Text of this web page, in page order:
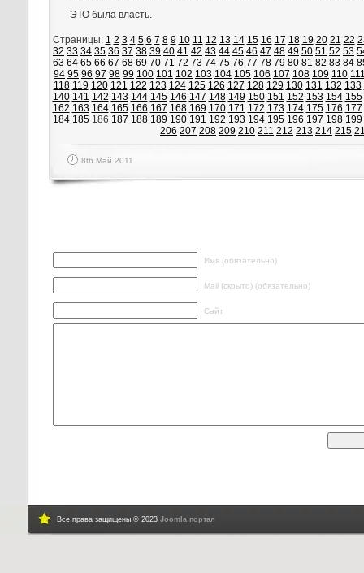
ЭТО была власть.
Страницы: 1 2 3 4 5 6 7 8 9 10 11 12 13 14 15 16 17 18 19 20 21 22
32 33 34 35 36 37 38 39 40 41 42 43 44 45 46 47 48 49 50 51 52 53
63 64 65 66 67 68 69 70 71 72 73 74 75 76 77 78 79 80 81 82 83 84
94 95 96 97 98 99 100 101 102 103 104 105 106 107 108 109 110
118 119 120 121 122 123 124 125 126 127 128 129 130 131 132 133
140 141 142 143 144 145 146 147 148 149 150 151 152 153 154 155
162 163 164 165 166 167 168 169 170 171 172 173 174 175 176 177
184 185186 187 188 189 190 191 192 193 194 195 196 197 198 199
206 207 208 209 210 211 212 213 214 215
8th Май 2011
Имя (обязательно)
Mail (скрыто) (обязательно)
Сайт
Все права защищены © 2023 Joomla портал